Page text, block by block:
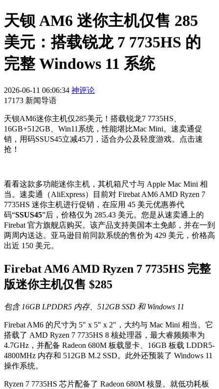
天钡 AM6 迷你主机仅售 285
美元：搭载锐龙 7 7735HS 的
完整 Windows 11 系统
2026-06-11 06:06:34 神评论
17173 新闻导语
天钡AM6迷你主机仅285美元！搭载锐龙7 7735HS、
16GB+512GB、Win11系统，性能堪比Mac Mini。速卖通促
销，用码SSUS45立减45刀，适合办公及轻度游戏。点击速
抢！
看看这款多功能迷你主机，其机箱尺寸与 Apple Mac Mini 相
当。速卖通（AliExpress）目前对 Firebat AM6 AMD Ryzen 7
7735HS 迷你主机进行促销，在应用 45 美元优惠券代
码“SSUS45”后，价格仅为 285.43 美元。您是从速卖通上的
Firebat 官方旗舰店购买。该产品支持美国本土免邮，并在一到
两周内送达。亚马逊目前同款系统的售价为 429 美元，价格高
出近 150 美元。
Firebat AM6 AMD Ryzen 7 7735HS 完整
版迷你主机仅售 $285
包含 16GB LPDDR5 内存、512GB SSD 和 Windows 11
Firebat AM6 的尺寸为 5" x 5" x 2"，大约与 Mac Mini 相当。它
搭载了 AMD Ryzen 7 7735HS 8 核处理器，最大睿频频率为
4.7GHz，并配备 Radeon 680M 板载显卡、16GB 板载 LDDR5-
4800MHz 内存和 512GB M.2 SSD。此外还预装了 Windows 11
操作系统。
Ryzen 7 7735HS 芯片配备了 Radeon 680M 核显。就低功耗板